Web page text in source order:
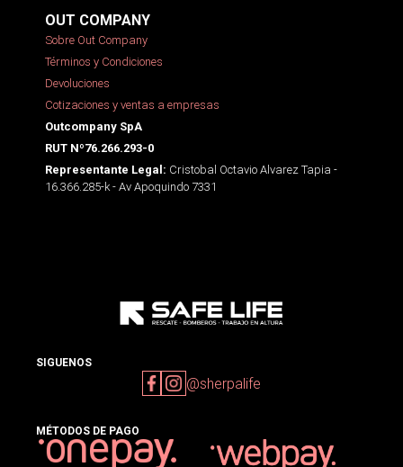
OUT COMPANY
Sobre Out Company
Términos y Condiciones
Devoluciones
Cotizaciones y ventas a empresas
Outcompany SpA
RUT Nº76.266.293-0
Representante Legal: Cristobal Octavio Alvarez Tapia -
16.366.285-k - Av Apoquindo 7331
SIGUENOS
@sherpalife
MÉTODOS DE PAGO